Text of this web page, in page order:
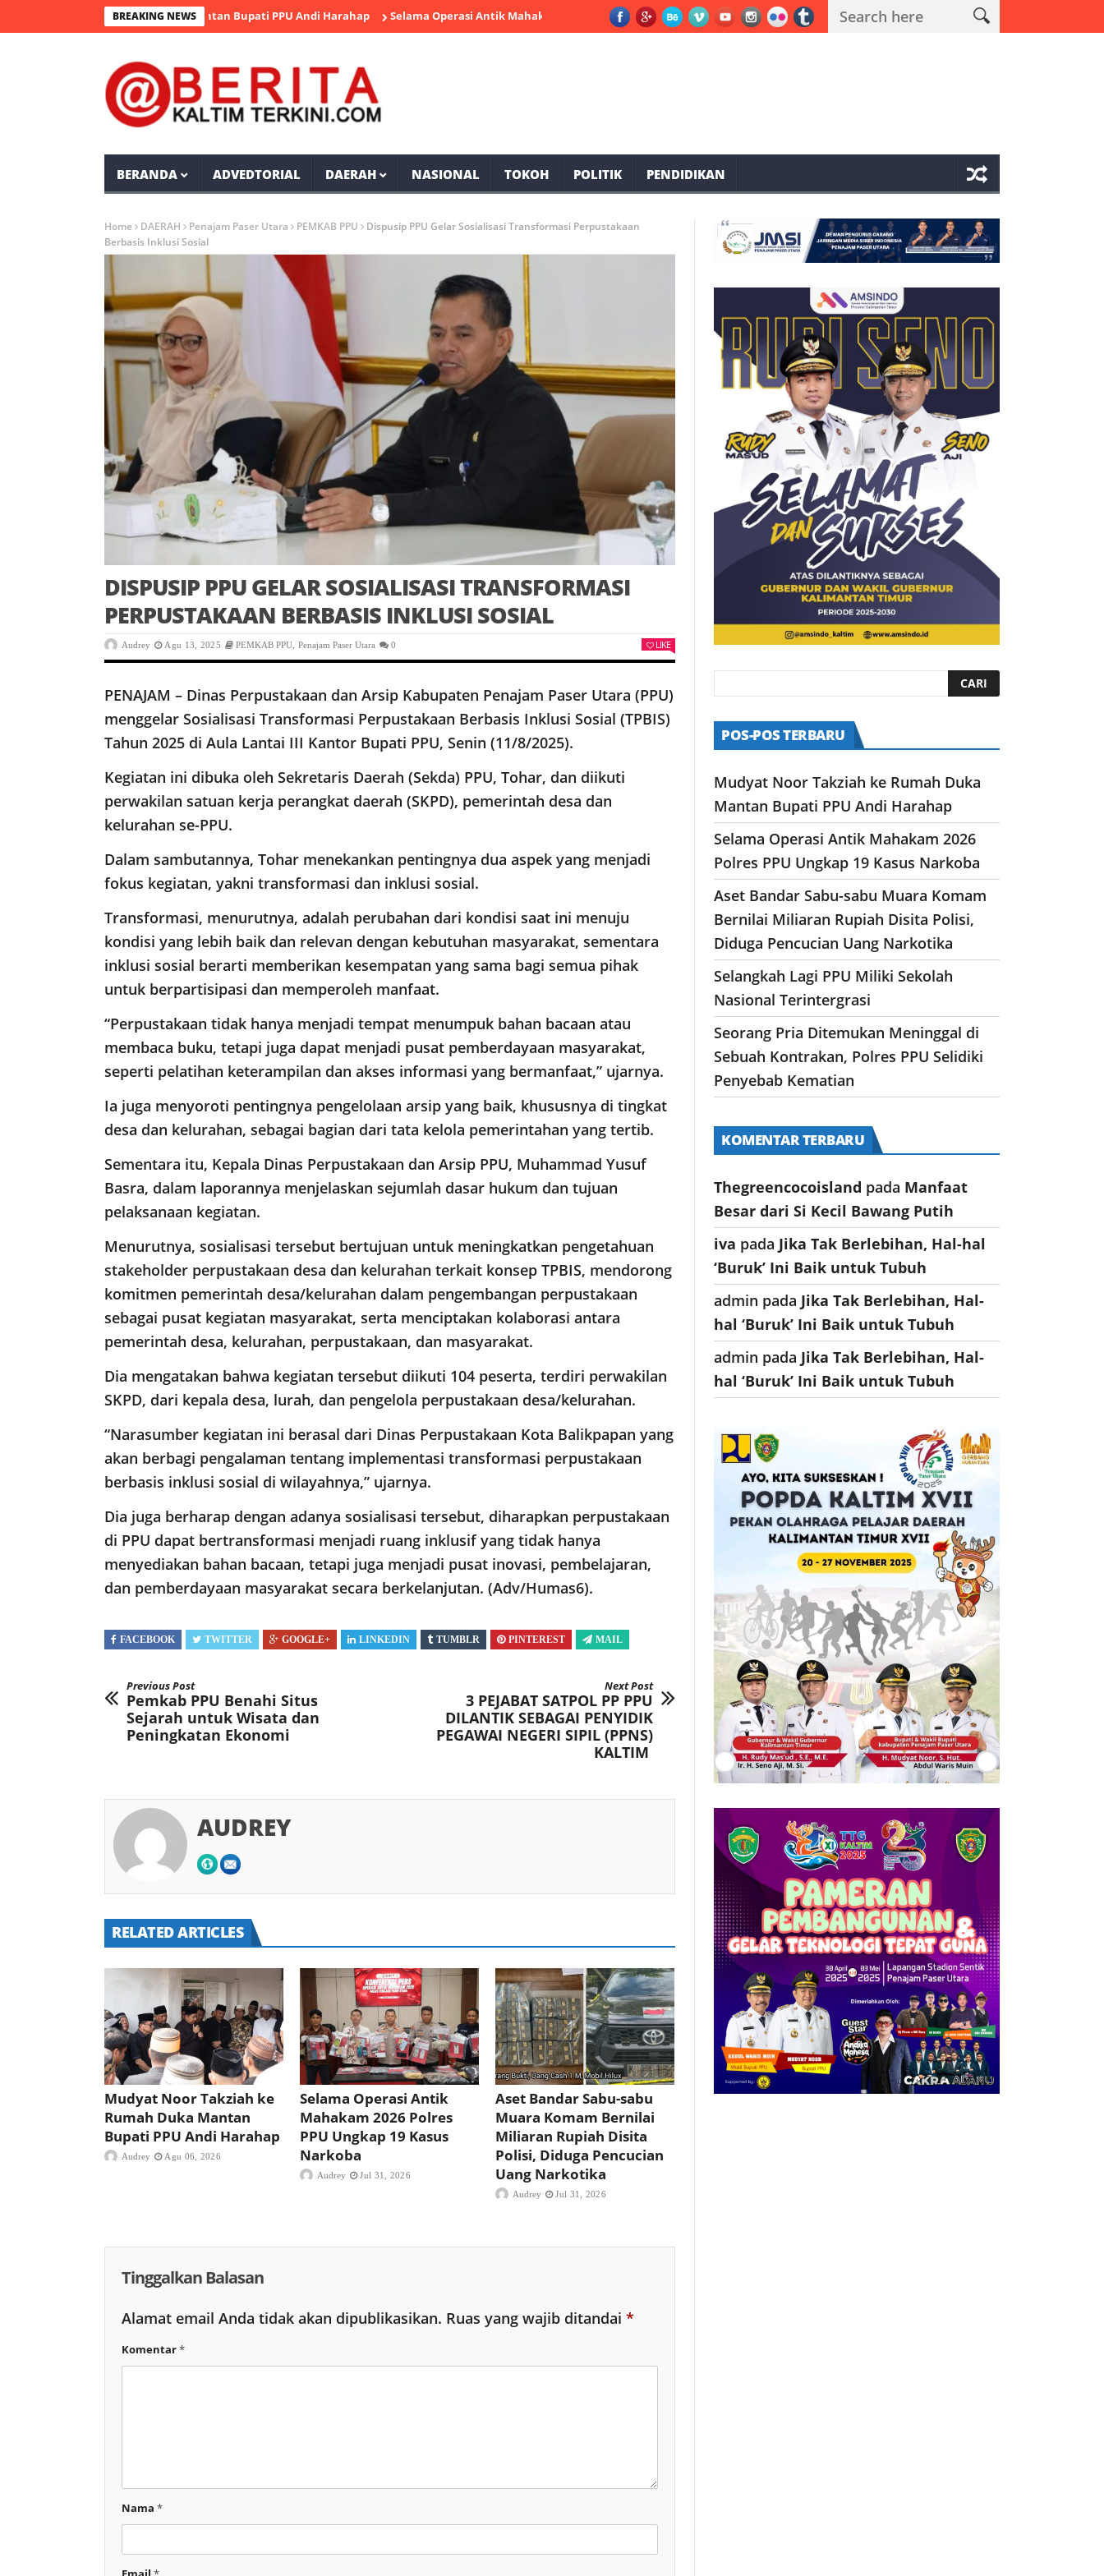
BREAKING NEWS
Takziah ke Rumah Duka Mantan Bupati PPU Andi Harahap Selama Operasi Antik Mahakam 2026 Polres PPU Ungkap 19 Kasus Narkoba Aset Bandar Sabu-sabu Muara Komam Bernilai Miliaran
BERANDA ADVEDTORIAL DAERAH NASIONAL TOKOH POLITIK PENDIDIKAN
Home DAERAH Penajam Paser Utara PEMKAB PPU
Dispusip PPU Gelar Sosialisasi Transformasi Perpustakaan
Berbasis Inklusi Sosial
DISPUSIP PPU GELAR SOSIALISASI TRANSFORMASI
PERPUSTAKAAN BERBASIS INKLUSI SOSIAL
Audrey Agu 13, 2025 PEMKAB PPU Penajam Paser Utara 0 LIKE
PENAJAM – Dinas Perpustakaan dan Arsip Kabupaten Penajam Paser Utara (PPU)
menggelar Sosialisasi Transformasi Perpustakaan Berbasis Inklusi Sosial (TPBIS)
Tahun 2025 di Aula Lantai III Kantor Bupati PPU, Senin (11/8/2025).
Kegiatan ini dibuka oleh Sekretaris Daerah (Sekda) PPU, Tohar, dan diikuti
perwakilan satuan kerja perangkat daerah (SKPD), pemerintah desa dan
kelurahan se-PPU.
Dalam sambutannya, Tohar menekankan pentingnya dua aspek yang menjadi
fokus kegiatan, yakni transformasi dan inklusi sosial.
Transformasi, menurutnya, adalah perubahan dari kondisi saat ini menuju
kondisi yang lebih baik dan relevan dengan kebutuhan masyarakat, sementara
inklusi sosial berarti memberikan kesempatan yang sama bagi semua pihak
untuk berpartisipasi dan memperoleh manfaat.
“Perpustakaan tidak hanya menjadi tempat menumpuk bahan bacaan atau
membaca buku, tetapi juga dapat menjadi pusat pemberdayaan masyarakat,
seperti pelatihan keterampilan dan akses informasi yang bermanfaat,” ujarnya.
Ia juga menyoroti pentingnya pengelolaan arsip yang baik, khususnya di tingkat
desa dan kelurahan, sebagai bagian dari tata kelola pemerintahan yang tertib.
Sementara itu, Kepala Dinas Perpustakaan dan Arsip PPU, Muhammad Yusuf
Basra, dalam laporannya menjelaskan sejumlah dasar hukum dan tujuan
pelaksanaan kegiatan.
Menurutnya, sosialisasi tersebut bertujuan untuk meningkatkan pengetahuan
stakeholder perpustakaan desa dan kelurahan terkait konsep TPBIS, mendorong
komitmen pemerintah desa/kelurahan dalam pengembangan perpustakaan
sebagai pusat kegiatan masyarakat, serta menciptakan kolaborasi antara
pemerintah desa, kelurahan, perpustakaan, dan masyarakat.
Dia mengatakan bahwa kegiatan tersebut diikuti 104 peserta, terdiri perwakilan
SKPD, dari kepala desa, lurah, dan pengelola perpustakaan desa/kelurahan.
“Narasumber kegiatan ini berasal dari Dinas Perpustakaan Kota Balikpapan yang
akan berbagi pengalaman tentang implementasi transformasi perpustakaan
berbasis inklusi sosial di wilayahnya,” ujarnya.
Dia juga berharap dengan adanya sosialisasi tersebut, diharapkan perpustakaan
di PPU dapat bertransformasi menjadi ruang inklusif yang tidak hanya
menyediakan bahan bacaan, tetapi juga menjadi pusat inovasi, pembelajaran,
dan pemberdayaan masyarakat secara berkelanjutan. (Adv/Humas6).
FACEBOOK TWITTER GOOGLE+ LINKEDIN TUMBLR PINTEREST MAIL
Previous Post
Pemkab PPU Benahi Situs
Sejarah untuk Wisata dan
Peningkatan Ekonomi
Next Post
3 PEJABAT SATPOL PP PPU
DILANTIK SEBAGAI PENYIDIK
PEGAWAI NEGERI SIPIL (PPNS)
KALTIM
AUDREY
RELATED ARTICLES
Mudyat Noor Takziah ke
Rumah Duka Mantan
Bupati PPU Andi Harahap
Audrey Agu 06, 2026
Selama Operasi Antik
Mahakam 2026 Polres
PPU Ungkap 19 Kasus
Narkoba
Audrey Jul 31, 2026
Aset Bandar Sabu-sabu
Muara Komam Bernilai
Miliaran Rupiah Disita
Polisi, Diduga Pencucian
Uang Narkotika
Audrey Jul 31, 2026
Tinggalkan Balasan
Alamat email Anda tidak akan dipublikasikan. Ruas yang wajib ditandai *
Komentar*
Nama *
POS-POS TERBARU
Mudyat Noor Takziah ke Rumah Duka
Mantan Bupati PPU Andi Harahap
Selama Operasi Antik Mahakam 2026
Polres PPU Ungkap 19 Kasus Narkoba
Aset Bandar Sabu-sabu Muara Komam
Bernilai Miliaran Rupiah Disita Polisi,
Diduga Pencucian Uang Narkotika
Selangkah Lagi PPU Miliki Sekolah
Nasional Terintergrasi
Seorang Pria Ditemukan Meninggal di
Sebuah Kontrakan, Polres PPU Selidiki
Penyebab Kematian
KOMENTAR TERBARU
Thegreencocoisland pada Manfaat
Besar dari Si Kecil Bawang Putih
iva pada Jika Tak Berlebihan, Hal-hal
‘Buruk’ Ini Baik untuk Tubuh
admin pada Jika Tak Berlebihan, Hal-
hal ‘Buruk’ Ini Baik untuk Tubuh
admin pada Jika Tak Berlebihan, Hal-
hal ‘Buruk’ Ini Baik untuk Tubuh